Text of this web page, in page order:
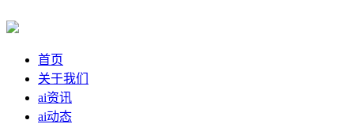
首页
关于我们
ai资讯
ai动态